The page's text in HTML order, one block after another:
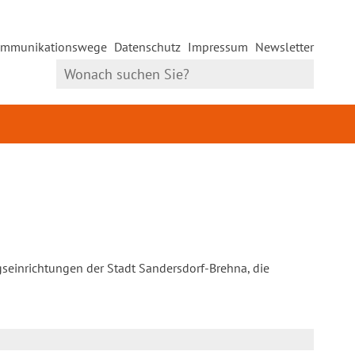
Datenschutz Impressum Newsletter
der Stadt Sandersdorf-Brehna, die